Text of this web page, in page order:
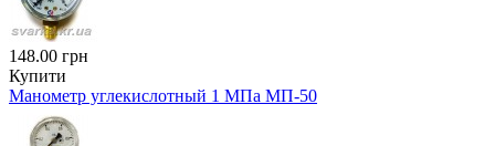
148.00 грн
Купити
Манометр углекислотный 1 МПа МП-50